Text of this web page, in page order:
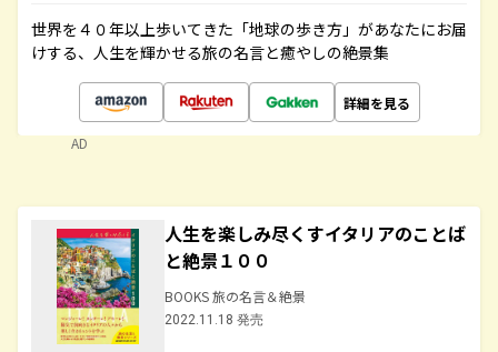
世界を４０年以上歩いてきた「地球の歩き方」があなたにお届
けする、人生を輝かせる旅の名言と癒やしの絶景集
詳細を見る
AD
人生を楽しみ尽くすイタリアのことば
と絶景１００
BOOKS 旅の名言＆絶景
2022.11.18 発売